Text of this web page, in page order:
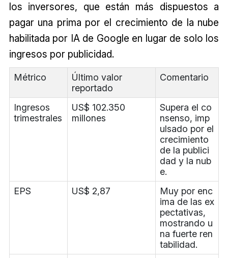
los inversores, que están más dispuestos a
pagar una prima por el crecimiento de la nube
habilitada por IA de Google en lugar de solo los
ingresos por publicidad.
Métrico
Último valor
reportado
Comentario
Ingresos
trimestrales
US$ 102.350
millones
Supera el co
nsenso, imp
ulsado por el
crecimiento
de la publici
dad y la nub
e.
EPS
US$ 2,87
Muy por enc
ima de las ex
pectativas,
mostrando u
na fuerte ren
tabilidad.